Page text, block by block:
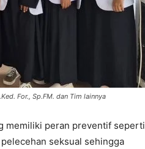
For., Sp.FM. dan Tim lainnya
memiliki peran preventif seperti
seksual sehingga